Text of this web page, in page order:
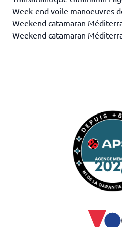
Week-end voile manoeuvres
Weekend catamaran
Weekend catamaran